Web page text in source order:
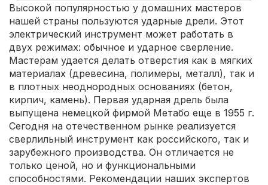
Высокой популярностью у домашних мастеров
нашей страны пользуются ударные дрели. Этот
электрический инструмент может работать в
двух режимах: обычное и ударное сверление.
Мастерам удается делать отверстия как в мягких
материалах (древесина, полимеры, металл), так и
в плотных неоднородных основаниях (бетон,
кирпич, камень). Первая ударная дрель была
выпущена немецкой фирмой Метабо еще в 1955 г.
Сегодня на отечественном рынке реализуется
сверлильный инструмент как российского, так и
зарубежного производства. Он отличается не
только ценой, но и функциональными
способностями. Рекомендации наших экспертов